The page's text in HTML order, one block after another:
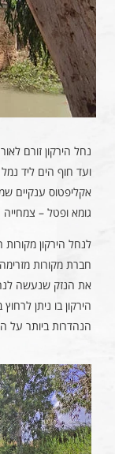
ועד חוף הים ליד נמל
אקליפטוס ענקיים
גומא ופטל –
לנחל הירקון
חברת מקורות
את הנזק שנעשה
הירקון בו ניתן
הנהדרות ביותר על